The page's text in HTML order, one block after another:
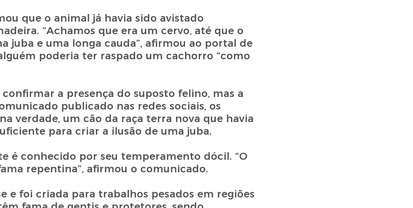
que o animal já havia sido avistado
“Achamos que era um cervo, até que o
juba e uma longa cauda”, afirmou ao portal de
poderia ter raspado um cachorro “como
a presença do suposto felino, mas a
publicado nas redes sociais, os
verdade, um cão da raça terra nova que havia
para criar a ilusão de uma juba.
é conhecido por seu temperamento dócil. “O
repentina”, afirmou o comunicado.
e foi criada para trabalhos pesados em regiões